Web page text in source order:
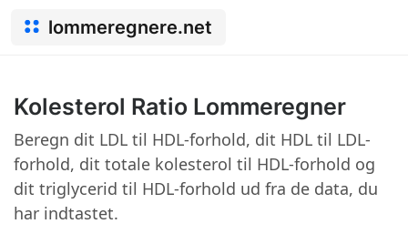
lommeregnere.net
Kolesterol Ratio Lommeregner
Beregn dit LDL til HDL-forhold, dit HDL til LDL-
forhold, dit totale kolesterol til HDL-forhold og
dit triglycerid til HDL-forhold ud fra de data, du
har indtastet.